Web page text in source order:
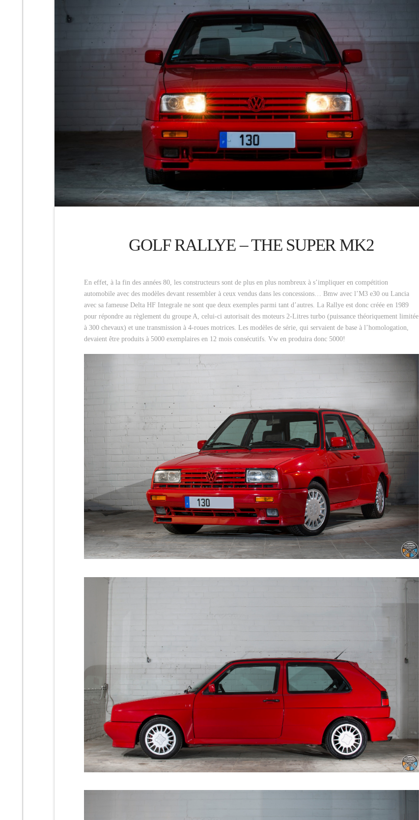
GOLF RALLYE – THE SUPER MK2
En effet, à la fin des années 80, les constructeurs sont de plus en plus nombreux à s’impliquer en compétition
automobile avec des modèles devant ressembler à ceux vendus dans les concessions… Bmw avec l’M3 e30 ou Lancia
avec sa fameuse Delta HF Integrale ne sont que deux exemples parmi tant d’autres. La Rallye est donc créée en 1989
pour répondre au règlement du groupe A, celui-ci autorisait des moteurs 2-Litres turbo (puissance théoriquement limitée
à 300 chevaux) et une transmission à 4-roues motrices. Les modèles de série, qui servaient de base à l’homologation,
devaient être produits à 5000 exemplaires en 12 mois consécutifs. Vw en produira donc 5000!